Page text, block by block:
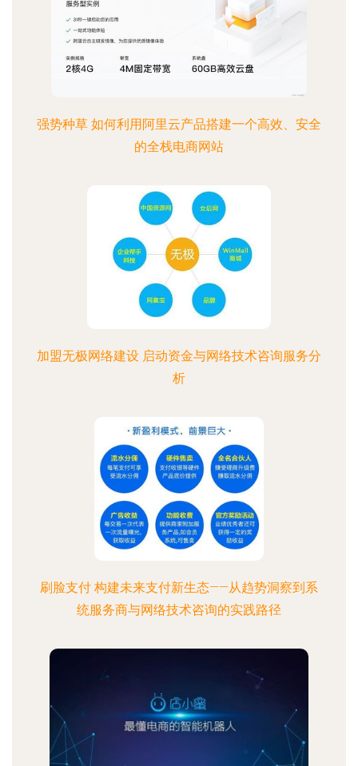
强势种草 如何利用阿里云产品搭建一个高效、安全
的全栈电商网站
加盟无极网络建设 启动资金与网络技术咨询服务分
析
刷脸支付 构建未来支付新生态——从趋势洞察到系
统服务商与网络技术咨询的实践路径